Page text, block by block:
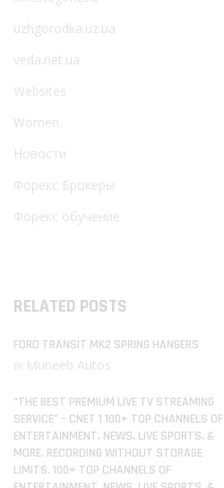
uzhgorodka.uz.ua
veda.net.ua
Websites
Women
Новости
Форекс Брокеры
Форекс обучение
RELATED POSTS
FORD TRANSIT MK2 SPRING HANGERS
BY Muneeb Autos
“THE BEST PREMIUM LIVE TV STREAMING
SERVICE” – CNET 1 100+ TOP CHANNELS OF
ENTERTAINMENT, NEWS, LIVE SPORTS, &
MORE. RECORDING WITHOUT STORAGE
LIMITS. 100+ TOP CHANNELS OF